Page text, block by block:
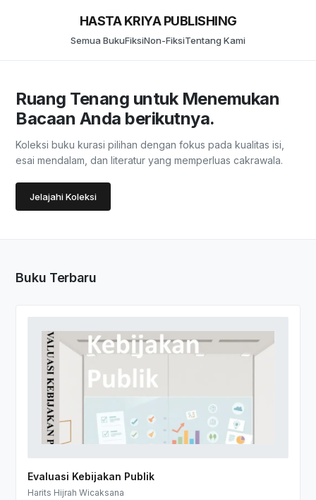
HASTA KRIYA PUBLISHING
Semua BukuFiksiNon-FiksiTentang Kami
Ruang Tenang untuk Menemukan
Bacaan Anda berikutnya.
Koleksi buku kurasi pilihan dengan fokus pada kualitas isi,
esai mendalam, dan literatur yang memperluas cakrawala.
Jelajahi Koleksi
Buku Terbaru
Evaluasi Kebijakan Publik
Harits Hijrah Wicaksana